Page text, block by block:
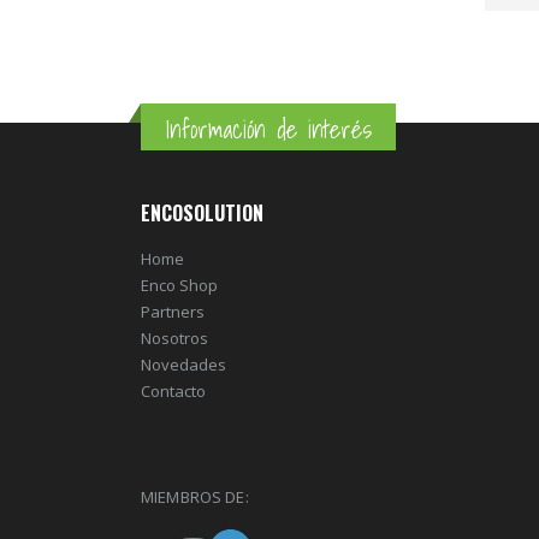
Información de interés
ENCOSOLUTION
Home
Enco Shop
Partners
Nosotros
Novedades
Contacto
MIEMBROS DE: